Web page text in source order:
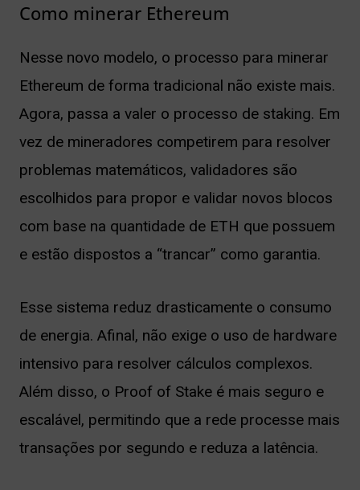
Como minerar Ethereum
Nesse novo modelo, o processo para minerar
Ethereum de forma tradicional não existe mais.
Agora, passa a valer o processo de staking. Em
vez de mineradores competirem para resolver
problemas matemáticos, validadores são
escolhidos para propor e validar novos blocos
com base na quantidade de ETH que possuem
e estão dispostos a “trancar” como garantia.
Esse sistema reduz drasticamente o consumo
de energia. Afinal, não exige o uso de hardware
intensivo para resolver cálculos complexos.
Além disso, o Proof of Stake é mais seguro e
escalável, permitindo que a rede processe mais
transações por segundo e reduza a latência.